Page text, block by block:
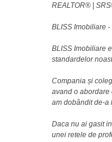
REALTOR®️ |
BLISS Imobiliare
BLISS Imobiliare
standardelor
Compania și
avand o abordare
am dobândit de-a
Daca nu ai gasit
unei retele de